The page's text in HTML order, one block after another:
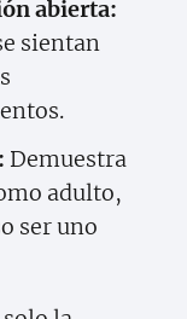
abierta:
sientan
Demuestra
adulto,
ser uno